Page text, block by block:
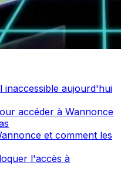
inaccessible aujourd'hui
accéder à Wannonce
et comment les
l'accès à